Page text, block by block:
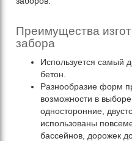
Преимущества
забора
Используется самый
бетон.
Разнообразие форм
возможности в
односторонние,
использованы
бассейнов, дорожек